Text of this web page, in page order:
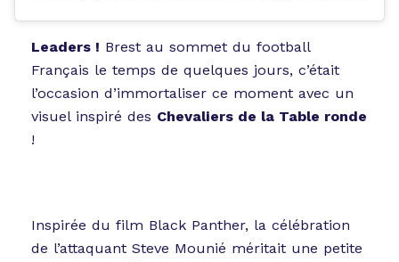
Leaders ! Brest au sommet du football
Français le temps de quelques jours, c’était
l’occasion d’immortaliser ce moment avec un
visuel inspiré des Chevaliers de la Table ronde
!
Inspirée du film Black Panther, la célébration
de l’attaquant Steve Mounié méritait une petite